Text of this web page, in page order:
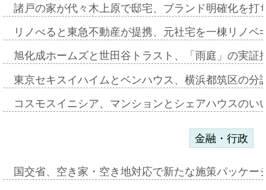
諸戸の家が代々木上原で邸宅、ブランド明確化を
リノべると東急不動産が提携、元社宅を一棟リノ
旭化成ホームズと世田谷トラスト、「雨庭」の実
東京セキスイハイムとベンハウス、横浜都筑区の
コスモスイニシア、マンションとシェアハウスの
金融・行政
国交省、空き家・空き地対応で新たな施策パッケ